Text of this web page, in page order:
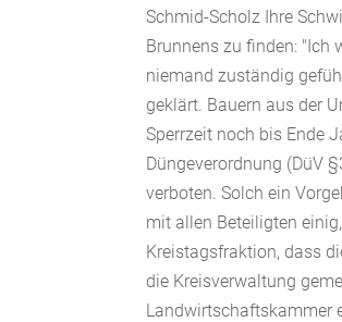
Schmid-Scholz Ihre
Brunnens zu finden: "Ich
niemand zuständig
geklärt. Bauern aus der
Sperrzeit noch bis Ende
Düngeverordnung (DüV
verboten. Solch ein
mit allen Beteiligten
Kreistagsfraktion, dass
die Kreisverwaltung
Landwirtschaftskammer